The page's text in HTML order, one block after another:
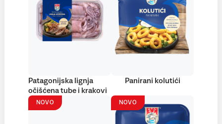
Patagonijska lignja
očišćena tube i krakovi
Panirani kolutići
NOVO NOVO